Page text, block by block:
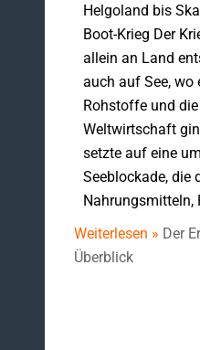
Helgoland bis
Boot-Krieg Der
allein an Land
auch auf See, wo
Rohstoffe und
Weltwirtschaft
setzte auf eine
Seeblockade, die
Nahrungsmitteln,
Weiterlesen » Der
Überblick